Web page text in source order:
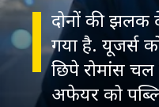
दोनों की
गया है. यूजर्स
छिपे रोमांस चल
अफेयर को